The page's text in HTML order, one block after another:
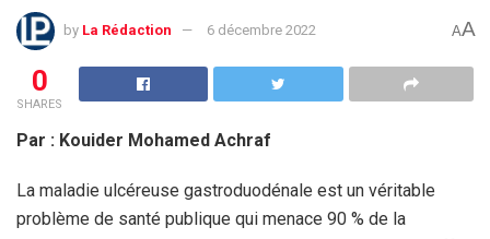
by La Rédaction 6 décembre 2022 AA
0
SHARES
Par : Kouider Mohamed Achraf
La maladie ulcéreuse gastroduodénale est un véritable
problème de santé publique qui menace 90 % de la